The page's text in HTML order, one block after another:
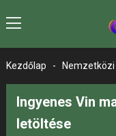
Kezdőlap - Nemzetközi
Ingyenes Vin
letöltése